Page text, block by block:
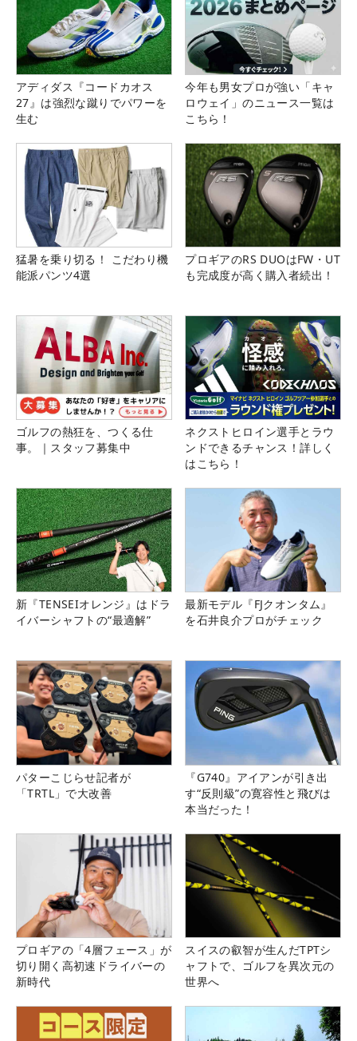
アディダス『コードカオス
27』は強烈な蹴りでパワーを
生む
今年も男女プロが強い「キャ
ロウェイ」のニュース一覧は
こちら！
猛暑を乗り切る！ こだわり機
能派パンツ4選
プロギアのRS DUOはFW・UT
も完成度が高く購入者続出！
ゴルフの熱狂を、つくる仕
事。｜スタッフ募集中
ネクストヒロイン選手とラウ
ンドできるチャンス！詳しく
はこちら！
新『TENSEIオレンジ』はドラ
イバーシャフトの“最適解”
最新モデル『FJクオンタム』
を石井良介プロがチェック
パターこじらせ記者が
「TRTL」で大改善
『G740』アイアンが引き出
す“反則級”の寛容性と飛びは
本当だった！
プロギアの「4層フェース」が
切り開く高初速ドライバーの
新時代
スイスの叡智が生んだTPTシ
ャフトで、ゴルフを異次元の
世界へ